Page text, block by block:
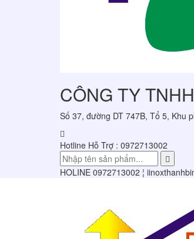
CÔNG TY
Số 37, đường DT 747B, Tổ 5, Khu
Hotline Hỗ Trợ : 0972713002
HOLINE 0972713002 ¦